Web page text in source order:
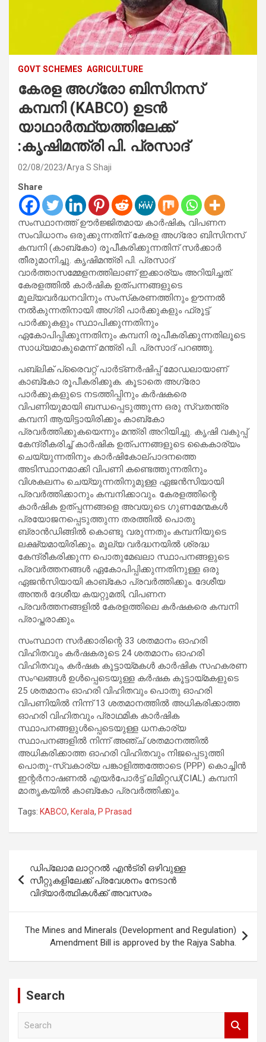
GOVT SCHEMES AGRICULTURE
കേരള അഗ്രോ ബിസിനസ്
കമ്പനി (KABCO) ഉടൻ
യാഥാർത്ഥ്യത്തിലേക്ക്
:കൃഷിമന്ത്രി പി. പ്രസാദ്
02/08/2023 Arya S Shaji
Share
സംസ്ഥാനത്ത് ഊർജ്ജിതമായ കാർഷിക, വിപണന
സംവിധാനം ഒരുക്കുന്നതിന് കേരള അഗ്രോ ബിസിനസ്
കമ്പനി (കാബ്‌കോ) രൂപീകരിക്കുന്നതിന് സർക്കാർ
തീരുമാനിച്ചു. കൃഷിമന്ത്രി പി. പ്രസാദ്
വാർത്താസമ്മേളനത്തിലാണ് ഇക്കാര്യം അറിയിച്ചത്.
കേരളത്തിൽ കാർഷിക ഉത്പന്നങ്ങളുടെ
മൂല്യവർദ്ധനവിനും സംസ്‌കരണത്തിനും ഊന്നൽ
നൽകുന്നതിനായി അഗ്രി പാർക്കുകളും ഫ്രൂട്ട്
പാർക്കുകളും സ്ഥാപിക്കുന്നതിനും
ഏകോപിപ്പിക്കുന്നതിനും കമ്പനി രൂപീകരിക്കുന്നതിലൂടെ
സാധ്യമാകുമെന്ന് മന്ത്രി പി. പ്രസാദ് പറഞ്ഞു.
പബ്ലിക് പ്രൈവറ്റ് പാർട്ണർഷിപ്പ് മോഡലായാണ്
കാബ്‌കോ രൂപീകരിക്കുക. കൂടാതെ അഗ്രോ
പാർക്കുകളുടെ നടത്തിപ്പിനും കർഷകരെ
വിപണിയുമായി ബന്ധപ്പെടുത്തുന്ന ഒരു സ്വതന്ത്ര
കമ്പനി ആയിട്ടായിരിക്കും കാബ്കോ
പ്രവർത്തിക്കുകയെന്നും മന്ത്രി അറിയിച്ചു. കൃഷി വകുപ്പ്
കേന്ദ്രീകരിച്ച് കാർഷിക ഉത്പന്നങ്ങളുടെ കൈകാര്യം
ചെയ്യുന്നതിനും കാർഷികോല്പാദനത്തെ
അടിസ്ഥാനമാക്കി വിപണി കണ്ടെത്തുന്നതിനും
വിശകലനം ചെയ്യുന്നതിനുമുള്ള ഏജൻസിയായി
പ്രവർത്തിക്കാനും കമ്പനിക്കാവും. കേരളത്തിന്റെ
കാർഷിക ഉത്പ്പന്നങ്ങളെ അവയുടെ ഗുണമേന്മകൾ
പ്രയോജനപ്പെടുത്തുന്ന തരത്തിൽ പൊതു
ബ്രാൻഡിങ്ങിൽ കൊണ്ടു വരുന്നതും കമ്പനിയുടെ
ലക്ഷ്യമായിരിക്കും. മൂല്യ വർദ്ധനയിൽ ശ്രദ്ധ
കേന്ദ്രീകരിക്കുന്ന പൊതുമേഖലാ സ്ഥാപനങ്ങളുടെ
പ്രവർത്തനങ്ങൾ ഏകോപിപ്പിക്കുന്നതിനുള്ള ഒരു
ഏജൻസിയായി കാബ്‌കോ പ്രവർത്തിക്കും. ദേശീയ
അന്തർ ദേശീയ കയറ്റുമതി, വിപണന
പ്രവർത്തനങ്ങളിൽ കേരളത്തിലെ കർഷകരെ കമ്പനി
പ്രാപ്തരാക്കും.
സംസ്ഥാന സർക്കാരിന്റെ 33 ശതമാനം ഓഹരി
വിഹിതവും കർഷകരുടെ 24 ശതമാനം ഓഹരി
വിഹിതവും, കർഷക കൂട്ടായ്മകൾ കാർഷിക സഹകരണ
സംഘങ്ങൾ ഉൾപ്പെടെയുള്ള കർഷക കൂട്ടായ്മകളുടെ
25 ശതമാനം ഓഹരി വിഹിതവും പൊതു ഓഹരി
വിപണിയിൽ നിന്ന് 13 ശതമാനത്തിൽ അധികരിക്കാത്ത
ഓഹരി വിഹിതവും പ്രാഥമിക കാർഷിക
സ്ഥാപനങ്ങളുൾപ്പെടെയുള്ള ധനകാര്യ
സ്ഥാപനങ്ങളിൽ നിന്ന് അഞ്ച് ശതമാനത്തിൽ
അധികരിക്കാത്ത ഓഹരി വിഹിതവും നിജപ്പെടുത്തി
പൊതു-സ്വകാര്യ പങ്കാളിത്തത്തോടെ (PPP) കൊച്ചിൻ
ഇന്റർനാഷണൽ എയർപോർട്ട് ലിമിറ്റഡ്(CIAL) കമ്പനി
മാതൃകയിൽ കാബ്കോ പ്രവർത്തിക്കും.
Tags: KABCO, Kerala, P Prasad
navigation
ഡിപ്ലോമ ലാറ്ററൽ എൻട്രി ഒഴിവുള്ള
സീറ്റുകളിലേക്ക് പ്രവേശനം നേടാൻ
വിദ്യാർത്ഥികൾക്ക് അവസരം
The Mines and Minerals (Development and Regulation)
Amendment Bill is approved by the Rajya Sabha.
Search